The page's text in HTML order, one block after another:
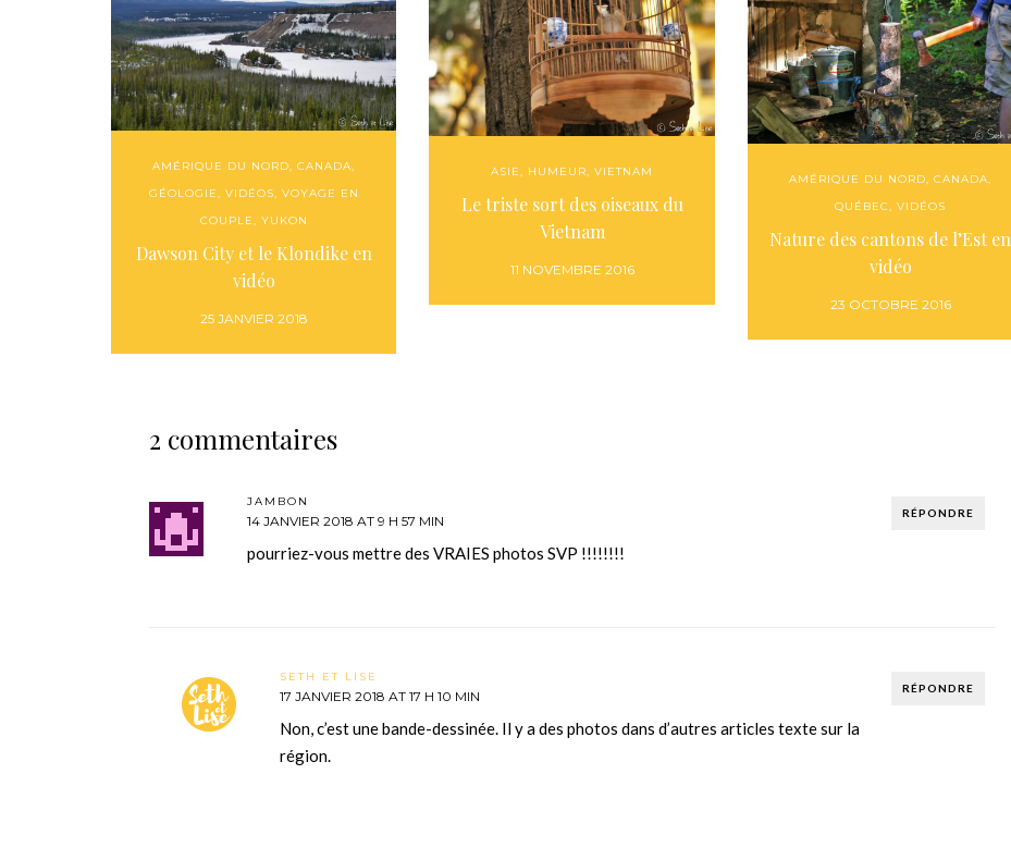
AMÉRIQUE DU NORD,CANADA,
GÉOLOGIE, VIDÉOS, VOYAGE EN
COUPLE, YUKON
Dawson City et le Klondike en
vidéo
25 JANVIER 2018
ASIE, HUMEUR,VIETNAM
Le triste sort des oiseaux du
Vietnam
11 NOVEMBRE 2016
AMÉRIQUE DU NORD,CANADA,
QUÉBEC,VIDÉOS
Nature des cantons de l’Est en
vidéo
23 OCTOBRE 2016
2 commentaires
RÉPONDRE
JAMBON
14 JANVIER 2018 AT 9 H 57 MIN
pourriez-vous mettre des VRAIES photos SVP !!!!!!!!
RÉPONDRE
SETH ET LISE
17 JANVIER 2018 AT 17 H 10 MIN
Non, c’est une bande-dessinée. Il y a des photos dans d’autres articles texte sur la
région.